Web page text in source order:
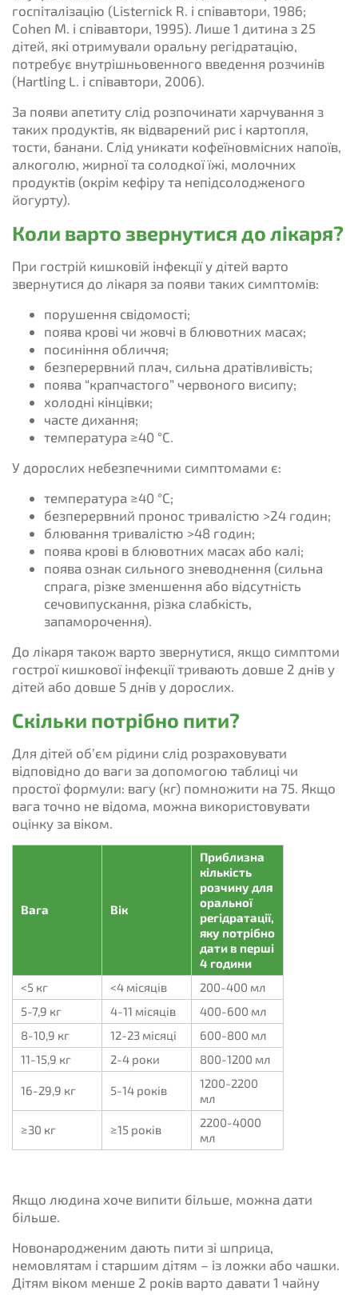
госпіталізацію (Listernick R. і співавтори, 1986;
Cohen M. і співавтори, 1995). Лише 1 дитина з 25
дітей, які отримували оральну регідратацію,
потребує внутрішньовенного введення розчинів
(Hartling L. і співавтори, 2006).
За появи апетиту слід розпочинати харчування з
таких продуктів, як відварений рис і картопля,
тости, банани. Слід уникати кофеїновмісних напоїв,
алкоголю, жирної та солодкої їжі, молочних
продуктів (окрім кефіру та непідсолодженого
йогурту).
Коли варто звернутися до лікаря?
При гострій кишковій інфекції у дітей варто
звернутися до лікаря за появи таких симптомів:
порушення свідомості;
поява крові чи жовчі в блювотних масах;
посиніння обличчя;
безперервний плач, сильна дратівливість;
поява “крапчастого” червоного висипу;
холодні кінцівки;
часте дихання;
температура ≥40 °С.
У дорослих небезпечними симптомами є:
температура ≥40 °С;
безперервний пронос тривалістю >24 годин;
блювання тривалістю >48 годин;
поява крові в блювотних масах або калі;
поява ознак сильного зневоднення (сильна
спрага, різке зменшення або відсутність
сечовипускання, різка слабкість,
запаморочення).
До лікаря також варто звернутися, якщо симптоми
гострої кишкової інфекції тривають довше 2 днів у
дітей або довше 5 днів у дорослих.
Скільки потрібно пити?
Для дітей об’єм рідини слід розраховувати
відповідно до ваги за допомогою таблиці чи
простої формули: вагу (кг) помножити на 75. Якщо
вага точно не відома, можна використовувати
оцінку за віком.
Вага Вік
Приблизна
кількість
розчину для
оральної
регідратації,
яку потрібно
дати в перші
4 години
<5 кг
<4 місяців
200-400 мл
5-7,9 кг
4-11 місяців
400-600 мл
8-10,9 кг
12-23 місяці
600-800 мл
11-15,9 кг
2-4 роки 800-1200 мл
16-29,9 кг 5-14 років
1200-2200
мл
≥30 кг ≥15 років
2200-4000
мл
Якщо людина хоче випити більше, можна дати
більше.
Новонародженим дають пити зі шприца,
немовлятам і старшим дітям – із ложки або чашки.
Дітям віком менше 2 років варто давати 1 чайну